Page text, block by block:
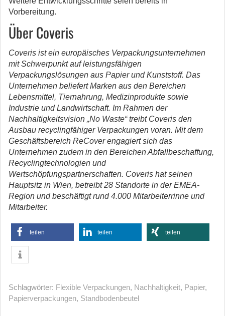
Vorbereitung.
Über Coveris
Coveris ist ein europäisches Verpackungsunternehmen
mit Schwerpunkt auf leistungsfähigen
Verpackungslösungen aus Papier und Kunststoff. Das
Unternehmen beliefert Marken aus den Bereichen
Lebensmittel, Tiernahrung, Medizinprodukte sowie
Industrie und Landwirtschaft. Im Rahmen der
Nachhaltigkeitsvision „No Waste“ treibt Coveris den
Ausbau recyclingfähiger Verpackungen voran. Mit dem
Geschäftsbereich ReCover engagiert sich das
Unternehmen zudem in den Bereichen Abfallbeschaffung,
Recyclingtechnologien und
Wertschöpfungspartnerschaften. Coveris hat seinen
Hauptsitz in Wien, betreibt 28 Standorte in der EMEA-
Region und beschäftigt rund 4.000 Mitarbeiterrinne und
Mitarbeiter.
teilen teilen teilen
Schlagwörter: Flexible Verpackungen, Nachhaltigkeit, Papier,
Papierverpackungen, Standbodenbeutel